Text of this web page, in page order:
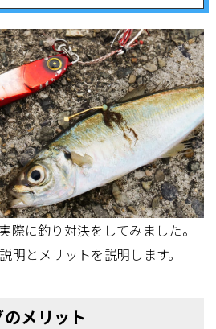
際に釣り対決をしてみました。
明とメリットを説明します。
メリット